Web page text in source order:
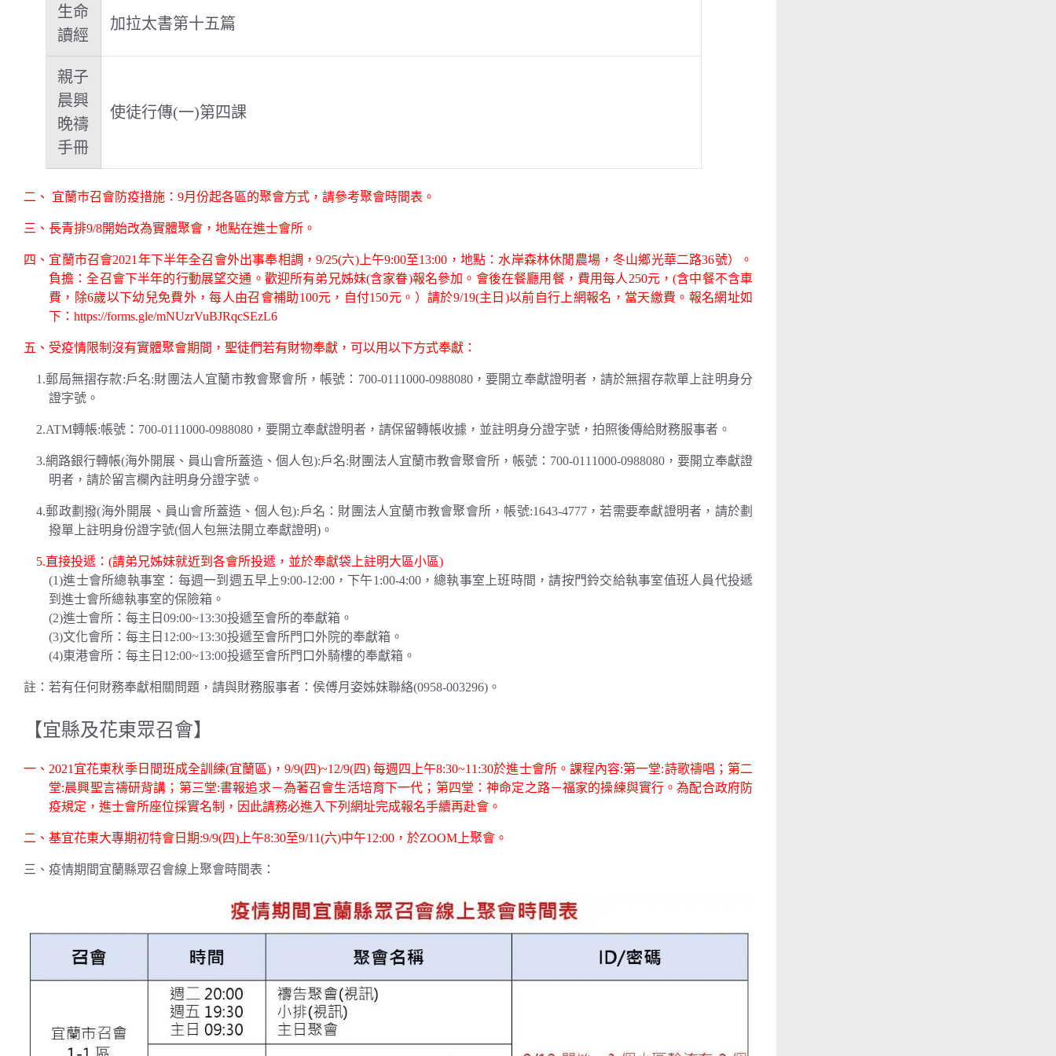
生命
讀經
加拉太書第十五篇
親子
晨興
晚禱
手冊
使徒行傳(一)第四課
二、 宜蘭巿召會防疫措施：9月份起各區的聚會方式，請參考聚會時間表。
三、長青排9/8開始改為實體聚會，地點在進士會所。
四、宜蘭市召會2021年下半年全召會外出事奉相調，9/25(六)上午9:00至13:00，地點：水岸森林休閒農場，冬山鄉光華二路36號）。
負擔：全召會下半年的行動展望交通。歡迎所有弟兄姊妹(含家眷)報名參加。會後在餐廳用餐，費用每人250元，(含中餐不含車
費，除6歲以下幼兒免費外，每人由召會補助100元，自付150元。）請於9/19(主日)以前自行上網報名，當天繳費。報名網址如
下： https://forms.gle/mNUzrVuBJRqcSEzL6
五、受疫情限制沒有實體聚會期間，聖徒們若有財物奉獻，可以用以下方式奉獻：
1.郵局無摺存款:戶名:財團法人宜蘭市教會聚會所，帳號：700-0111000-0988080，要開立奉獻證明者，請於無摺存款單上註明身分
證字號。
2.ATM轉帳:帳號：700-0111000-0988080，要開立奉獻證明者，請保留轉帳收據，並註明身分證字號，拍照後傳給財務服事者。
3.網路銀行轉帳(海外開展、員山會所蓋造、個人包):戶名:財團法人宜蘭市教會聚會所，帳號：700-0111000-0988080，要開立奉獻證
明者，請於留言欄內註明身分證字號。
4.郵政劃撥(海外開展、員山會所蓋造、個人包):戶名：財團法人宜蘭市教會聚會所，帳號:1643-4777，若需要奉獻證明者，請於劃
撥單上註明身份證字號(個人包無法開立奉獻證明)。
5.直接投遞：(請弟兄姊妹就近到各會所投遞，並於奉獻袋上註明大區小區)
(1)進士會所總執事室：每週一到週五早上9:00-12:00，下午1:00-4:00，總執事室上班時間，請按門鈴交給執事室值班人員代投遞
到進士會所總執事室的保險箱。
(2)進士會所：每主日09:00~13:30投遞至會所的奉獻箱。
(3)文化會所：每主日12:00~13:30投遞至會所門口外院的奉獻箱。
(4)東港會所：每主日12:00~13:00投遞至會所門口外騎樓的奉獻箱。
註：若有任何財務奉獻相關問題，請與財務服事者：侯傅月姿姊妹聯絡(0958-003296)。
【宜縣及花東眾召會】
一、2021宜花東秋季日間班成全訓練(宜蘭區)，9/9(四)~12/9(四) 每週四上午8:30~11:30於進士會所。課程內容:第一堂:詩歌禱唱；第二
堂:晨興聖言禱研背講；第三堂:書報追求－為著召會生活培育下一代；第四堂：神命定之路－福家的操練與實行。為配合政府防
疫規定，進士會所座位採實名制，因此請務必進入下列網址完成報名手續再赴會。
二、基宜花東大專期初特會日期:9/9(四)上午8:30至9/11(六)中午12:00，於ZOOM上聚會。
三、疫情期間宜蘭縣眾召會線上聚會時間表：